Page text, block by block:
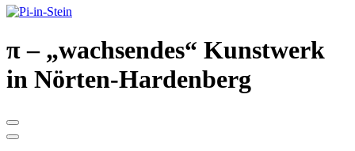
π– „wachsendes“ Kunstwerk
in Nörten-Hardenberg